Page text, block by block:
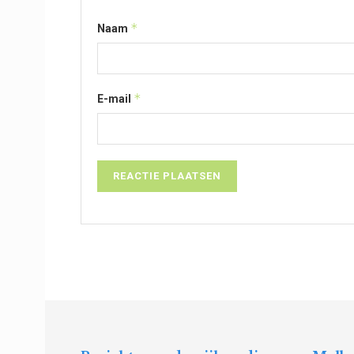
Naam *
E-mail *